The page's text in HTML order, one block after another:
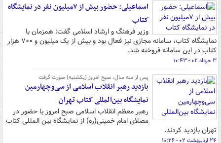
اسماعیلی: حضور بیش از ۷میلیون نفر در نمایشگاه
کتاب
وزیر فرهنگ و ارشاد اسلامی گفت: همزمان با
نمایشگاه کتاب، سامانه مجازی نیز فعال بود و بیش از یک میلیون و ۷۰۰ هزار
کتاب در این سامانه فروخته شد.
۳ خرداد ۰۲ - ۱۰:۴۳
پس از سه سال، صبح امروز (یکشنبه) صورت گرفت
بازدید رهبر انقلاب اسلامی از سی‌وچهارمین
نمایشگاه بین‌المللی کتاب تهران
رهبر معظم انقلاب اسلامی صبح امروز با حضور در
مصلای امام خمینی(ره) از نمایشگاه بین المللی کتاب
تهران بازدید کردند.
۲۴ اردیبهشت ۰۲ - ۱۰:۲۶